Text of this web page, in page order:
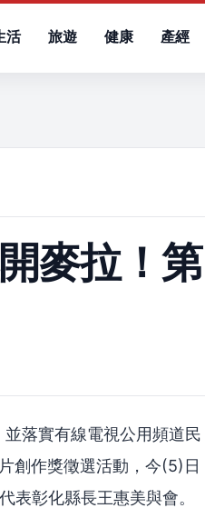
活 旅遊 健康 產經
麥拉！第
落實有線電視公用頻道民
創作獎徵選活動，今(5)日
表彰化縣長王惠美與會。